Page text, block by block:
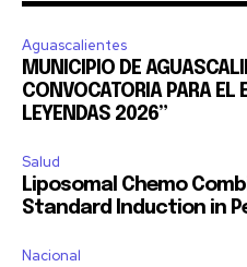
Aguascalientes
MUNICIPIO DE
CONVOCATORIA PARA EL
LEYENDAS 2026”
Salud
Liposomal Chemo
Standard Induction in
Nacional